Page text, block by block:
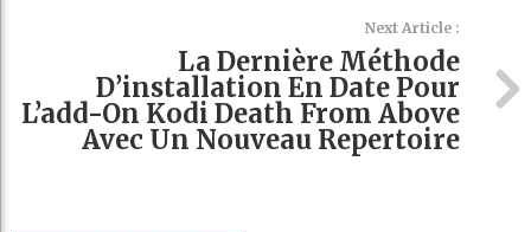
Next Article :
La Dernière Méthode
D’installation En Date Pour
L’add-On Kodi Death From Above
Avec Un Nouveau Repertoire